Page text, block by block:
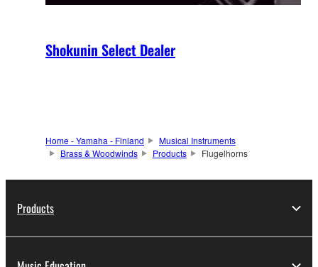
Shokunin Select Dealer
Home - Yamaha - Finland
Musical Instruments
Brass & Woodwinds
Products Flugelhorns
Products